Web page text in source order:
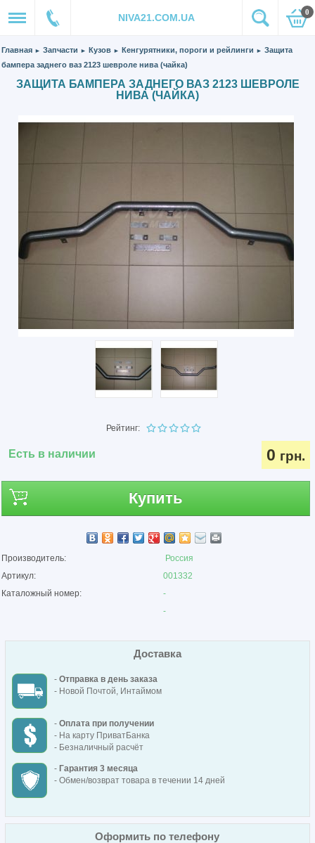
NIVA21.COM.UA 0
Главная ► Запчасти ► Кузов ► Кенгурятники, пороги и рейлинги ► Защита
бампера заднего ваз 2123 шевроле нива (чайка)
ЗАЩИТА БАМПЕРА ЗАДНЕГО ВАЗ 2123 ШЕВРОЛЕ
НИВА (ЧАЙКА)
Рейтинг:
Есть в наличии 0 грн.
Купить
Производитель:
Россия
Артикул:
001332
Каталожный номер:
-
-
Доставка
- Отправка в день заказа
- Новой Почтой, Интаймом
- Оплата при получении
- На карту ПриватБанка
- Безналичный расчёт
- Гарантия 3 месяца
- Обмен/возврат товара в течении 14 дней
Оформить по телефону